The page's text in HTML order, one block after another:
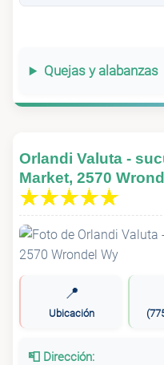
Quejas y alabanzas
Orlandi Valuta -
Market, 2570
📍
Ubicación
📮 Dirección: